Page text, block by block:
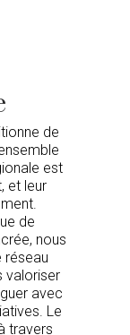
de
est
et leur
de
nous
réseau
valoriser
avec
Le
travers